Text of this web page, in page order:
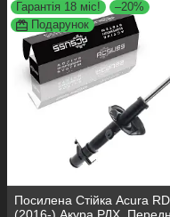
Гарантія 18 міс!
–20%
Подарунок
Посилена Стійка Acura